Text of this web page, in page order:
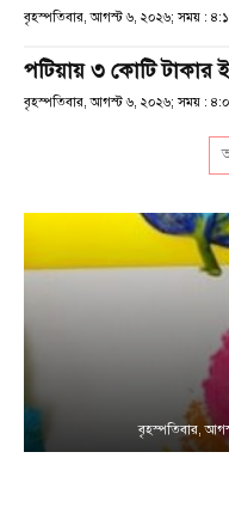
বৃহস্পতিবার, আগস্ট ৬, ২০২৬; সময় :
পটিয়ায় ৩ কোটি টাকার
বৃহস্পতিবার, আগস্ট ৬, ২০২৬; সময় :
বৃহস্পতিবার,